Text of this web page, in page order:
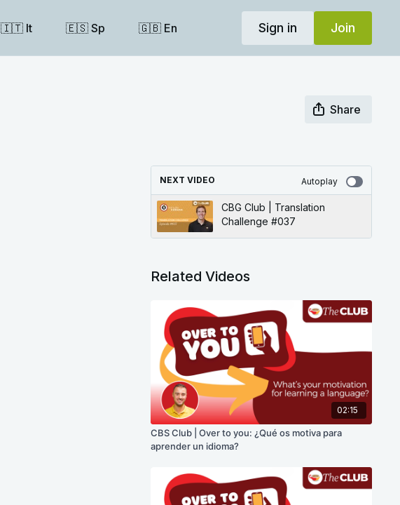
🇮🇹 It 🇪🇸 Sp 🇬🇧 En Sign in Join
Share
NEXT VIDEO Autoplay
CBG Club | Translation
Challenge #037
Related Videos
02:15
CBS Club | Over to you: ¿Qué os motiva para
aprender un idioma?